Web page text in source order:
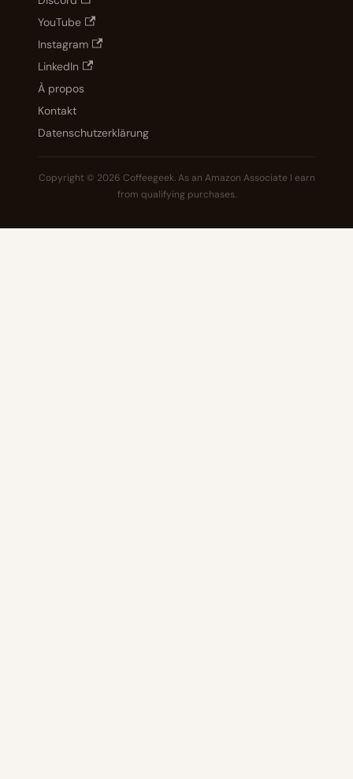
YouTube
Instagram
LinkedIn
À propos
Kontakt
Datenschutzerklärung
Copyright © 2026 Coffeegeek. As an Amazon Associate I earn
from qualifying purchases.